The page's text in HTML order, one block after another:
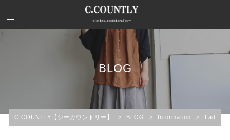
BLOG
C.COUNTLY【シーカウントリー】 > BLOG > Information >